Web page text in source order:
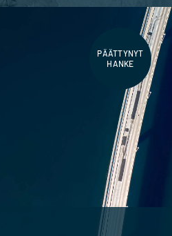
PÄÄTTYNYT
HANKE